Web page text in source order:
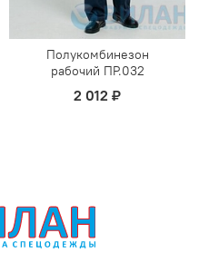
Полукомбинезон
рабочий ПР.032
2 012 ₽